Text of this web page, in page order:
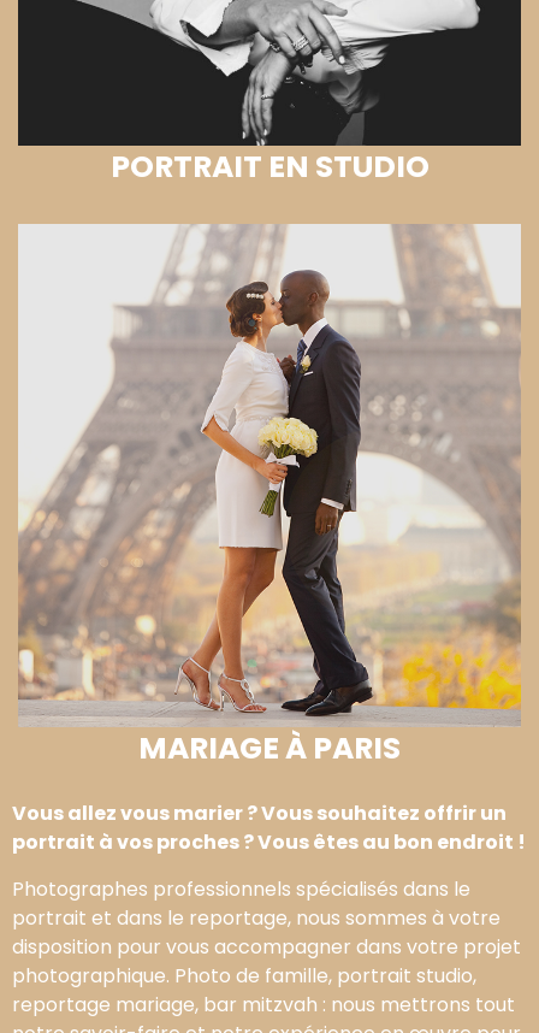
PORTRAIT EN STUDIO
MARIAGE À PARIS
Vous allez vous marier ? Vous souhaitez offrir un
portrait à vos proches ? Vous êtes au bon endroit !
Photographes professionnels spécialisés dans le
portrait et dans le reportage, nous sommes à votre
disposition pour vous accompagner dans votre projet
photographique. Photo de famille, portrait studio,
reportage mariage, bar mitzvah : nous mettrons tout